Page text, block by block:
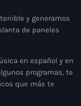
y generamos
de paneles
en español y en
programas, te
que más te